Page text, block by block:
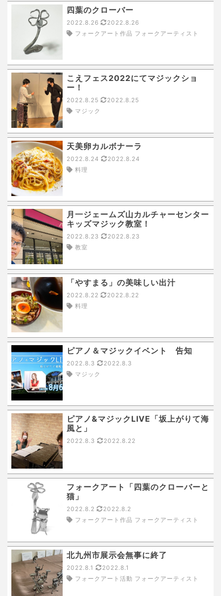
四葉のクローバー
2022.8.26
2022.8.26
フォークアート作品 フォークアーティスト
こえフェス2022にてマジックショ
ー！
2022.8.25
2022.8.25
マジック
天美卵カルボナーラ
2022.8.24
2022.8.24
料理
月一ジェームズ山カルチャーセンター
キッズマジック教室！
2022.8.23
2022.8.23
教室
「やすまる」の美味しい出汁
2022.8.22
2022.8.22
料理
ピアノ＆マジックイベント 告知
2022.8.3
2022.8.3
マジック
ピアノ&マジックLIVE「坂上がりて海
風と」
2022.8.3 2022.8.22
フォークアート「四葉のクローバーと
猫」
2022.8.2
2022.8.2
フォークアート作品 フォークアーティスト
北九州市展示会無事に終了
2022.8.1
2022.8.1
フォークアート活動 フォークアーティスト